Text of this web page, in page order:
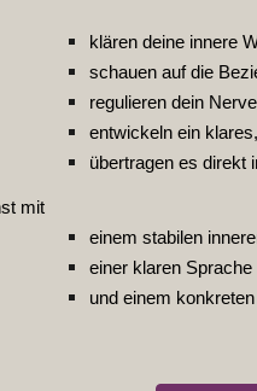
klären deine innere
schauen auf die
regulieren dein
entwickeln ein
übertragen es direkt
mit
einem stabilen
einer klaren Sprache
und einem